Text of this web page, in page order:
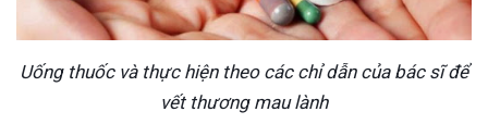
Uống thuốc và thực hiện theo các chỉ dẫn của bác sĩ để
vết thương mau lành